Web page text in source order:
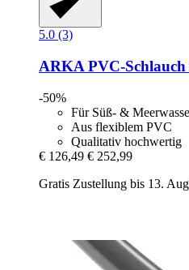
5.0 (3)
ARKA PVC-​
-50%
Für Süß- &
Aus flexiblem PVC
Qualitativ hochwertig
€ 126,49 € 252,99
Gratis Zustellung bis 13.